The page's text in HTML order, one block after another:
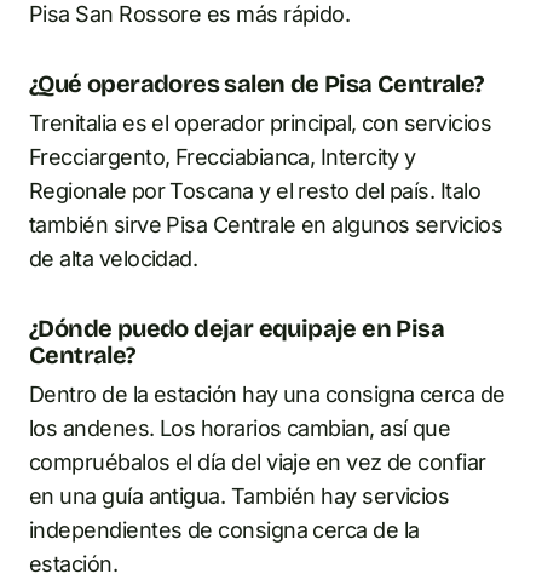
Pisa San Rossore es más rápido.
¿Qué operadores salen de Pisa Centrale?
Trenitalia es el operador principal, con servicios
Frecciargento, Frecciabianca, Intercity y
Regionale por Toscana y el resto del país. Italo
también sirve Pisa Centrale en algunos servicios
de alta velocidad.
¿Dónde puedo dejar equipaje en Pisa
Centrale?
Dentro de la estación hay una consigna cerca de
los andenes. Los horarios cambian, así que
compruébalos el día del viaje en vez de confiar
en una guía antigua. También hay servicios
independientes de consigna cerca de la
estación.